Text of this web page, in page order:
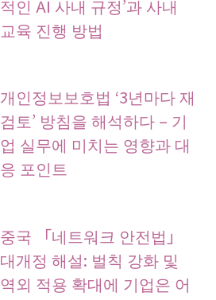
적인 AI 사내 규정’과 사내
교육 진행 방법
개인정보보호법 ‘3년마다 재
검토’ 방침을 해석하다 – 기
업 실무에 미치는 영향과 대
응 포인트
중국 「네트워크 안전법」
대개정 해설: 벌칙 강화 및
역외 적용 확대에 기업은 어